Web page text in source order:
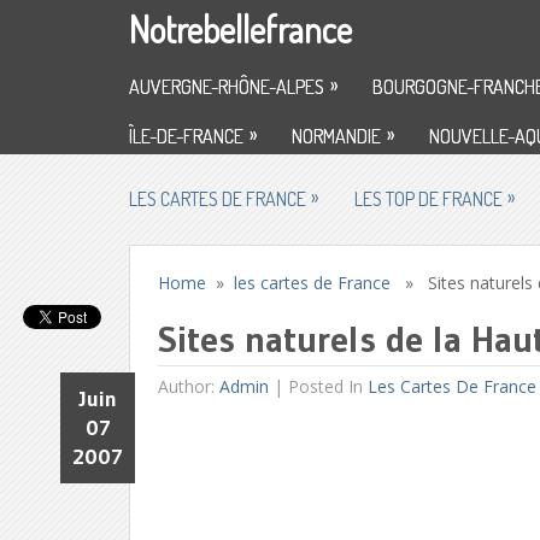
Notrebellefrance
AUVERGNE-RHÔNE-ALPES » BOURGOGNE-
ÎLE-DE-FRANCE » NORMANDIE » NOUVELLE-
LES CARTES DE FRANCE » LES TOP DE FRANCE »
Home »les cartes de France » Sites naturels
Sites naturels de la
Author:Admin |
Juin
07
2007
Posted In Les Cartes De France